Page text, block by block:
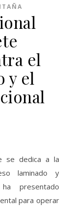
el
y el
se dedica a la
laminado y
presentado
para operar